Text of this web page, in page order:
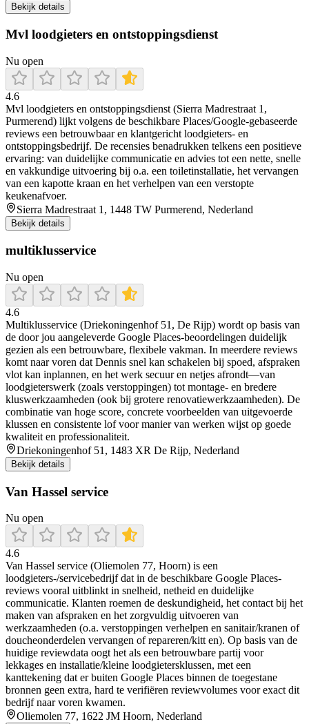
Bekijk details
Mvl loodgieters en ontstoppingsdienst
Nu open
4.6
Mvl loodgieters en ontstoppingsdienst (Sierra Madrestraat 1,
Purmerend) lijkt volgens de beschikbare Places/Google-gebaseerde
reviews een betrouwbaar en klantgericht loodgieters- en
ontstoppingsbedrijf. De recensies benadrukken telkens een positieve
ervaring: van duidelijke communicatie en advies tot een nette, snelle
en vakkundige uitvoering bij o.a. een toiletinstallatie, het vervangen
van een kapotte kraan en het verhelpen van een verstopte
keukenafvoer.
Sierra Madrestraat 1, 1448 TW Purmerend, Nederland
Bekijk details
multiklusservice
Nu open
4.6
Multiklusservice (Driekoningenhof 51, De Rijp) wordt op basis van
de door jou aangeleverde Google Places-beoordelingen duidelijk
gezien als een betrouwbare, flexibele vakman. In meerdere reviews
komt naar voren dat Dennis snel kan schakelen bij spoed, afspraken
vlot kan inplannen, en het werk secuur en netjes afrondt—van
loodgieterswerk (zoals verstoppingen) tot montage- en bredere
kluswerkzaamheden (ook bij grotere renovatiewerkzaamheden). De
combinatie van hoge score, concrete voorbeelden van uitgevoerde
klussen en consistente lof voor manier van werken wijst op goede
kwaliteit en professionaliteit.
Driekoningenhof 51, 1483 XR De Rijp, Nederland
Bekijk details
Van Hassel service
Nu open
4.6
Van Hassel service (Oliemolen 77, Hoorn) is een
loodgieters-/servicebedrijf dat in de beschikbare Google Places-
reviews vooral uitblinkt in snelheid, netheid en duidelijke
communicatie. Klanten roemen de deskundigheid, het contact bij het
maken van afspraken en het zorgvuldig uitvoeren van
werkzaamheden (o.a. verstoppingen verhelpen en sanitair/kranen of
doucheonderdelen vervangen of repareren/kitt en). Op basis van de
huidige reviewdata oogt het als een betrouwbare partij voor
lekkages en installatie/kleine loodgietersklussen, met een
kanttekening dat er buiten Google Places binnen de toegestane
bronnen geen extra, hard te verifiëren reviewvolumes voor exact dit
bedrijf naar voren kwamen.
Oliemolen 77, 1622 JM Hoorn, Nederland